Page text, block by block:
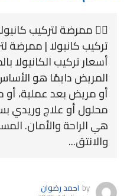
👩‍⚕️ ممرضة لتركيب
تركيب كانيولا | ممرضة
أسعار تركيب الكانيولا
المريض دايمًا هو
أو مريض بعد عملية،
محلول أو علاج وريدي
هي الراحة والأمان.
والانتق...
by احمد رضوان